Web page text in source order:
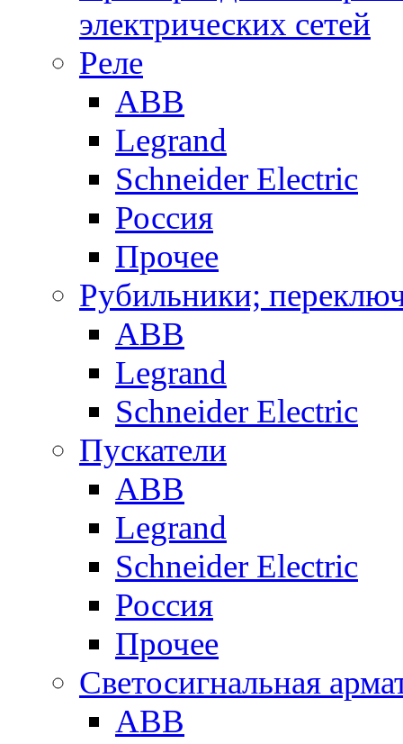
электрических сетей
Реле
ABB
Legrand
Schneider Electric
Россия
Прочее
Рубильники;
ABB
Legrand
Schneider Electric
Пускатели
ABB
Legrand
Schneider Electric
Россия
Прочее
Светосигнальная
ABB